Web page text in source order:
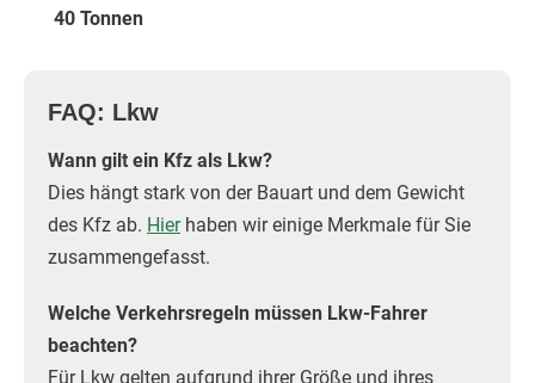
40 Tonnen
FAQ: Lkw
Wann gilt ein Kfz als Lkw?
Dies hängt stark von der Bauart und dem Gewicht
des Kfz ab. Hierhaben wir einige Merkmale für Sie
zusammengefasst.
Welche Verkehrsregeln müssen Lkw-Fahrer
beachten?
Für Lkw gelten aufgrund ihrer Größe und ihres